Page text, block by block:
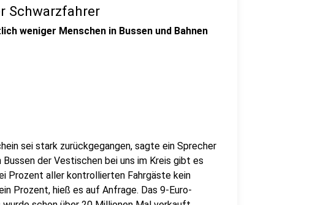
Schwarzfahrer
weniger Menschen in Bussen und Bahnen
sei stark zurückgegangen, sagte ein Sprecher
Bussen der Vestischen bei uns im Kreis gibt es
Prozent aller kontrollierten Fahrgäste kein
Prozent, hieß es auf Anfrage. Das 9-Euro-